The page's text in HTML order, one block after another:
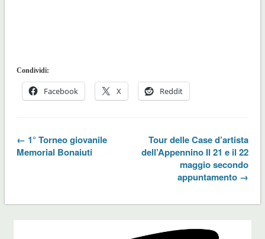
Condividi:
Facebook X Reddit
← 1° Torneo giovanile
Memorial Bonaiuti
Tour delle Case d’artista
dell’Appennino Il 21 e il 22
maggio secondo
appuntamento →